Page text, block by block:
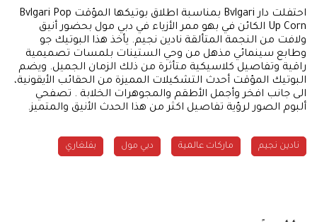
احتفلت دار Bvlgari بمناسبة اطلاق بوتيكها المؤقت Bvlgari Pop
Up Corn الكائن في بهو ممر الأزياء في دبي مول بحضور أنيق
ولافت من النجمة المتألقة نادين نجيم. يأخذ هذا البوتيك جو
وطابع سينمائي مذهل من وحي الستينات بلمسات تصميمية
راقية وتفاصيل كلاسيكية متأثرة من ذلك الزمان الجميل. ويضم
البوتيك المؤقت أحدث التشكيلات المميزة من الحقائب الأيقونية،
الى جانب افخر وأجمل الأطقم والمجوهرات الخلابة . تصفحي
ألبوم الصور لرؤية تفاصيل اكثر من هذا الحدث الأنيق والمتميز.
ماركات عالمية دبي مول بفلغاري